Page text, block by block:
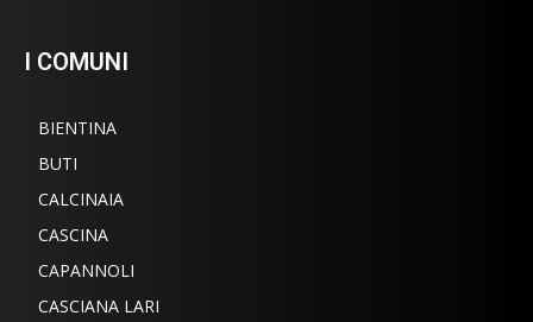
I COMUNI
BIENTINA
BUTI
CALCINAIA
CASCINA
CAPANNOLI
CASCIANA LARI